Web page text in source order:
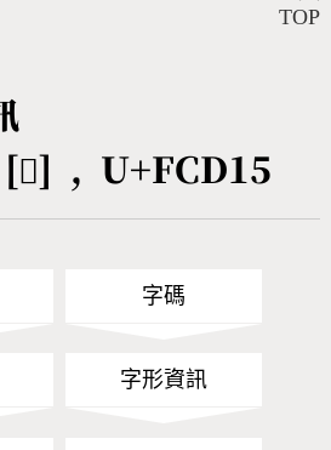
Unicode查詢
轉碼Web Service
工具
TOP
, U+FCD15
字碼
字形資訊